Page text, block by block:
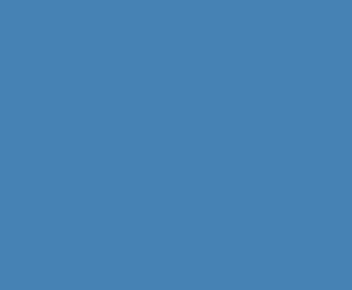
A Tempus Közalapítvány számos
oktatás és képzés minden hazai
lehetőségeket, emellett
nemzetközi beágyazottságának